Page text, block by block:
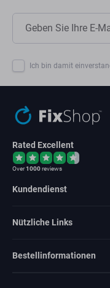
Ich bin damit
Rated Excellent
Over1000reviews
Kundendienst
Nützliche Links
Bestellinformationen